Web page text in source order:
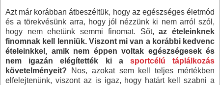
Azt már korábban átbeszéltük, hogy az egészséges életmód
és a törekvésünk arra, hogy jól nézzünk ki nem arról szól,
hogy nem ehetünk semmi finomat.
Sőt, az ételeinknek
finomnak kell lenniük. Viszont mi van a korábbi kedvenc
ételeinkkel, amik nem éppen voltak egészségesek és
nem igazán elégítették ki a sportcélú táplálkozás
követelményeit? Nos, azokat sem kell teljes mértékben
elfelejtenünk, viszont az is igaz, hogy határt kell szabni a